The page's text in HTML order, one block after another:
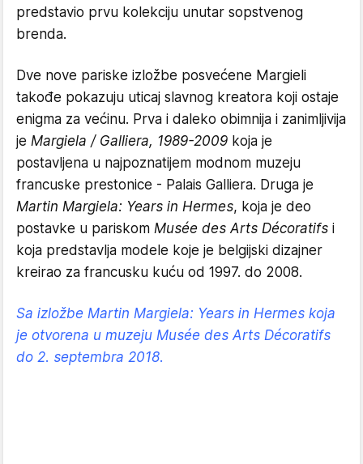
predstavio prvu kolekciju unutar sopstvenog
brenda.
Dve nove pariske izložbe posvećene Margieli
takođe pokazuju uticaj slavnog kreatora koji ostaje
enigma za većinu. Prva i daleko obimnija i zanimljivija
je Margiela / Galliera, 1989-2009 koja je
postavljena u najpoznatijem modnom muzeju
francuske prestonice - Palais Galliera. Druga je
Martin Margiela: Years in Hermes, koja je deo
postavke u pariskom Musée des Arts Décoratifs i
koja predstavlja modele koje je belgijski dizajner
kreirao za francusku kuću od 1997. do 2008.
Sa izložbe Martin Margiela: Years in Hermes koja
je otvorena u muzeju Musée des Arts Décoratifs
do 2. septembra 2018.